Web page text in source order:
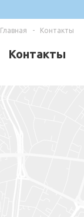
Главная - Контакты
Контакты